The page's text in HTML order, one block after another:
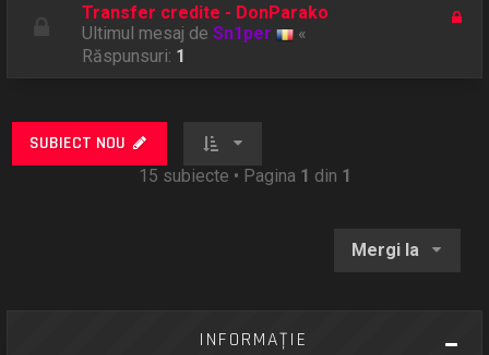
Transfer credite - DonParako
Ultimul mesaj deSn1per
«
Răspunsuri: 1
SUBIECT NOU
15 subiecte • Pagina 1 din 1
Mergi la
INFORMAŢIE